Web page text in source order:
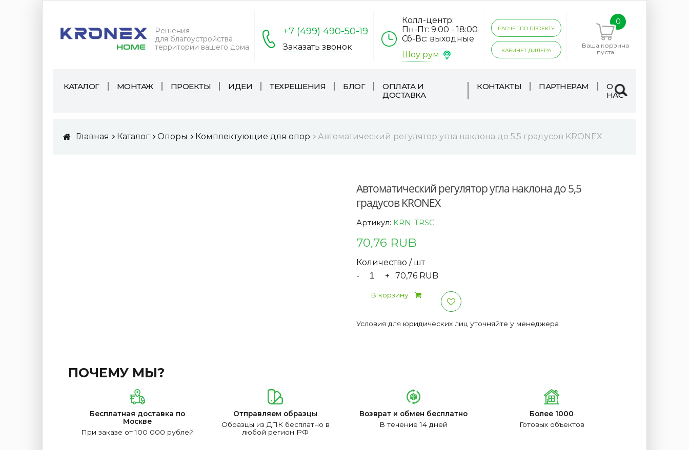
Решения
для благоустройства
территории вашего дома
+7 (499) 490-50-19
Заказать звонок
Колл-центр:
Пн-Пт: 9:00 - 18:00
Сб-Вс: выходные
Шоу рум
РАСЧЕТ ПО ПРОЕКТУ
КАБИНЕТ ДИЛЕРА
0
Ваша корзина
пуста
КАТАЛОГ МОНТАЖ ПРОЕКТЫ ИДЕИ ТЕХРЕШЕНИЯ БЛОГ
ОПЛАТА И
ДОСТАВКА
КОНТАКТЫ ПАРТНЕРАМ
О
НАС
Главная Каталог Опоры Комплектующие для опор Автоматический регулятор угла наклона до 5,5 градусов KRONEX
Автоматический регулятор угла наклона до 5,5
градусов KRONEX
Артикул: KRN-TRSC
70,76 RUB
Количество / шт
-
+ 70,76 RUB
В корзину
Условия для юридических лиц уточняйте у менеджера
ПОЧЕМУ МЫ?
Бесплатная доставка по
Москве
При заказе от 100 000 рублей
Отправляем образцы
Образцы из ДПК бесплатно в
любой регион РФ
Возврат и обмен бесплатно
В течение 14 дней
Более 1000
Готовых объектов